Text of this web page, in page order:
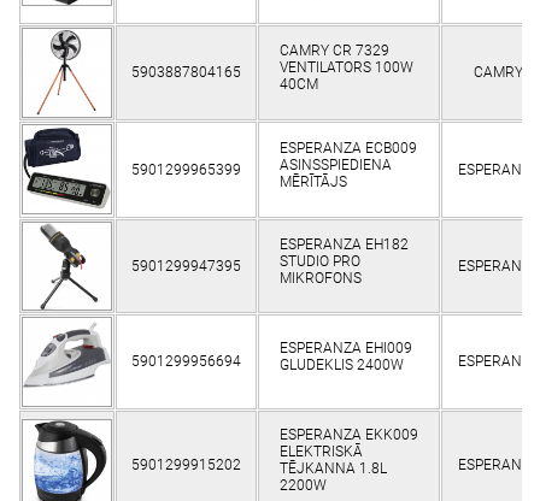
5903887804165
CAMRY CR 7329
VENTILATORS 100W
40CM
CAMRY
5901299965399
ESPERANZA ECB009
ASINSSPIEDIENA
MĒRĪTĀJS
ESPERANZA
5901299947395
ESPERANZA EH182
STUDIO PRO
MIKROFONS
ESPERANZA
5901299956694
ESPERANZA EHI009
GLUDEKLIS 2400W
ESPERANZA
5901299915202
ESPERANZA EKK009
ELEKTRISKĀ
TĒJKANNA 1.8L
2200W
ESPERANZA